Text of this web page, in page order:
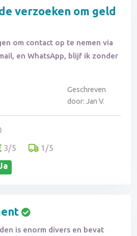
verzoeken om geld
om contact op te nemen via
en WhatsApp, blijf ik zonder
Geschreven
door: Jan V.
3/5
1/5
is enorm divers en bevat